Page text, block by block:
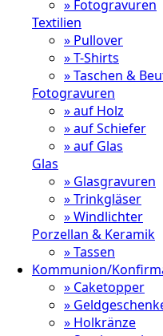
» Fotogravuren
Textilien
» Pullover
» T-Shirts
» Taschen &
Fotogravuren
» auf Holz
» auf Schiefer
» auf Glas
Glas
» Glasgravuren
» Trinkgläser
» Windlichter
Porzellan & Keramik
» Tassen
Kommunion/
» Caketopper
»
» Holkränze